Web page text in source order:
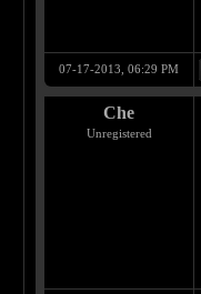
07-17-2013, 06:29 PM
Che
Unregistered